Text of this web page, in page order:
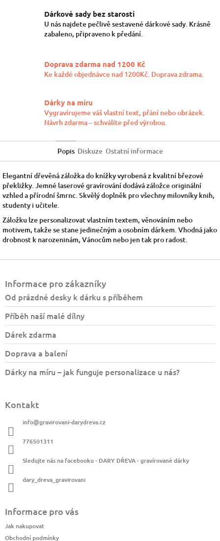
Dárkové sady bez starostí
U nás najdete pečlivě sestavené dárkové sady. Krásně
zabaleno, připraveno k předání.
Doprava zdarma nad 1200 Kč
Ke každé objednávce nad 1200Kč. Doprava zdrama.
Dárky na míru
Vygravírujeme váš vlastní text, přání nebo obrázek.
Návrh zdarma – schválíte před výrobou.
Popis Diskuze Ostatní informace
Elegantní dřevěná záložka do knížky vyrobená z kvalitní březové
překližky. Jemné laserové gravírování dodává záložce originální
vzhled a přírodní šmrnc. Skvělý doplněk pro všechny milovníky knih,
studenty i učitele.
Záložku lze personalizovat vlastním textem, věnováním nebo
motivem, takže se stane jedinečným a osobním dárkem. Vhodná jako
drobnost k narozeninám, Vánocům nebo jen tak pro radost.
Informace pro zákazníky
Od prázdné desky k dárku s příběhem
Příběh naší malé dílny
Dárek zdarma
Doprava a balení
Dárky na míru – jak funguje personalizace u nás?
Kontakt
info@gravirovani-darydreva.cz
776501311
Sledujte nás na facebooku - DARY DŘEVA - gravírované dárky
dary_dreva_gravirovani
Informace pro vás
Jak nakupovat
Obchodní podmínky